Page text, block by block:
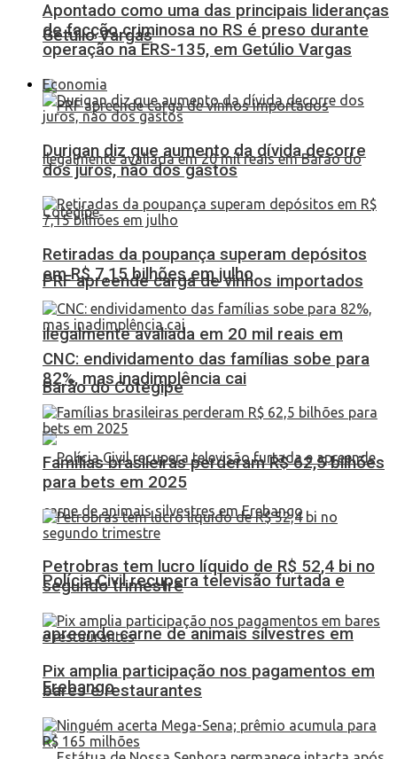
Getúlio Vargas
PRF apreende carga de vinhos importados
ilegalmente avaliada em 20 mil reais em
Barão do Cotegipe
Polícia Civil recupera televisão furtada e
apreende carne de animais silvestres em
Erebango
Apontado como uma das principais lideranças
de facção criminosa no RS é preso durante
operação na ERS-135, em Getúlio Vargas
Economia
Durigan diz que aumento da dívida decorre
dos juros, não dos gastos
Retiradas da poupança superam depósitos
em R$ 7,15 bilhões em julho
CNC: endividamento das famílias sobe para
82%, mas inadimplência cai
Famílias brasileiras perderam R$ 62,5 bilhões
para bets em 2025
Petrobras tem lucro líquido de R$ 52,4 bi no
segundo trimestre
Pix amplia participação nos pagamentos em
bares e restaurantes